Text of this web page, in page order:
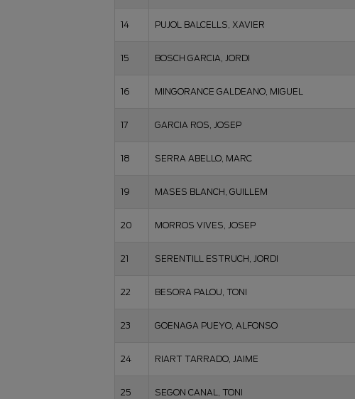
14 PUJOL BALCELLS, XAVIER
15 BOSCH GARCIA, JORDI
16 MINGORANCE GALDEANO, MIGUEL
17 GARCIA ROS, JOSEP
18 SERRA ABELLO, MARC
19 MASES BLANCH, GUILLEM
20 MORROS VIVES, JOSEP
21 SERENTILL ESTRUCH, JORDI
22 BESORA PALOU, TONI
23 GOENAGA PUEYO, ALFONSO
24 RIART TARRADO, JAIME
25 SEGON CANAL, TONI